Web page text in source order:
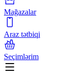
Mağazalar
Araz tətbiqi
Seçimlərim